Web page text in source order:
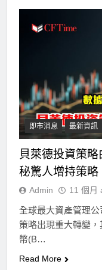
即市消息 最新資訊
貝萊德投資策
秘驚人增持策略
Admin 11 個月
全球最大資產管理
策略出現重大轉變
幣(B…
Read More